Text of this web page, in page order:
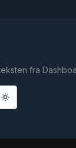
fra